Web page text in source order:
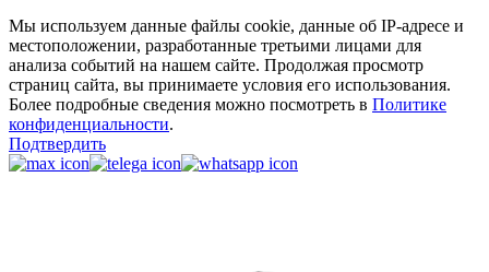
Мы используем данные файлы cookie, данные об IP-адресе и
местоположении, разработанные третьими лицами для
анализа событий на нашем сайте. Продолжая просмотр
страниц сайта, вы принимаете условия его использования.
Более подробные сведения можно посмотреть в Политике
конфиденциальности.
Подтвердить